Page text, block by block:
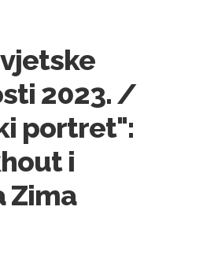
2023. /
portret":
i
Zima